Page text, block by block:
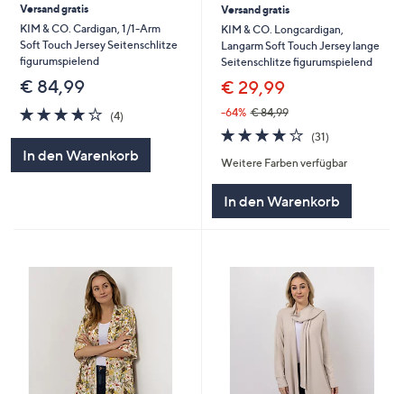
Versand gratis
KIM & CO. Cardigan, 1/1-Arm
Soft Touch Jersey Seitenschlitze
figurumspielend
€ 84,99
3.8
von
5
(4)
In den Warenkorb
Versand gratis
KIM & CO. Longcardigan,
Langarm Soft Touch Jersey lange
Seitenschlitze figurumspielend
€ 29,99
-64% € 84,99
3.6
von
5
(31)
Weitere Farben verfügbar
In den Warenkorb